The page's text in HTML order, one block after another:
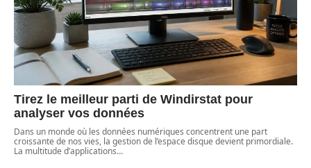
Tirez le meilleur parti de Windirstat pour
analyser vos données
Dans un monde où les données numériques concentrent une part
croissante de nos vies, la gestion de l’espace disque devient primordiale.
La multitude d’applications…